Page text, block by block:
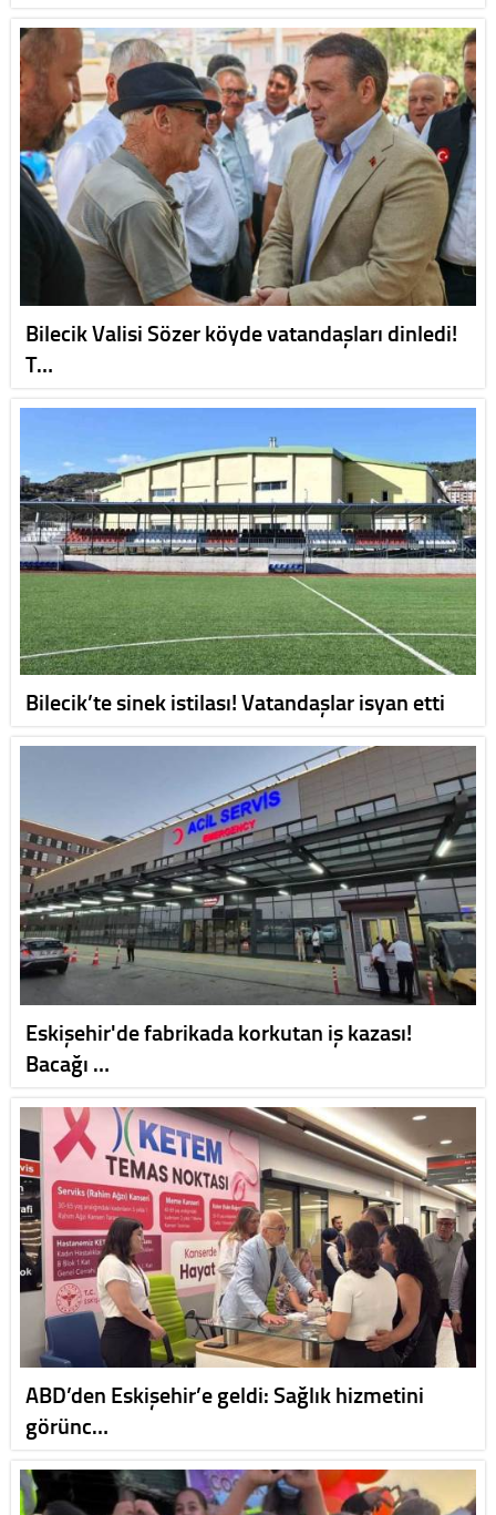
Bilecik Valisi Sözer köyde vatandaşları dinledi!
T…
Bilecik’te sinek istilası! Vatandaşlar isyan etti
Eskişehir'de fabrikada korkutan iş kazası!
Bacağı …
ABD’den Eskişehir’e geldi: Sağlık hizmetini
görünc…